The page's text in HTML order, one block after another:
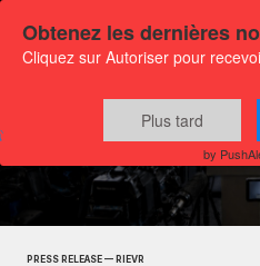
Press releases
General news
PRESS RELEASE — RIEVR
Obtenez les dernières
Cliquez sur Autoriser pour
Plus tard
by